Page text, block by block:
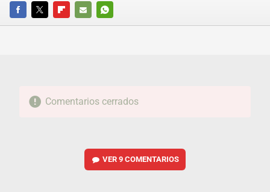
FACEBOOKTWITTERFLIPBOARD
E-
WHATSAPP
Comentarios cerrados
VER9 COMENTARIOS